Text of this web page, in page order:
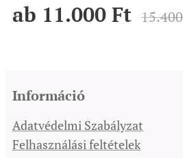
ab 11.000 Ft 15.400
Információ
Adatvédelmi Szabályzat
Felhasználási feltételek